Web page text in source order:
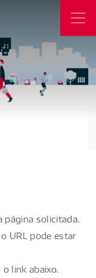
página solicitada.
URL pode estar
link abaixo.